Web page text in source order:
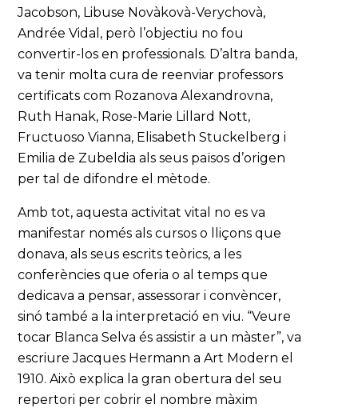
Jacobson, Libuse Novàkovà-Verychovà,
Andrée Vidal, però l’objectiu no fou
convertir-los en professionals. D’altra banda,
va tenir molta cura de reenviar professors
certificats com Rozanova Alexandrovna,
Ruth Hanak, Rose-Marie Lillard Nott,
Fructuoso Vianna, Elisabeth Stuckelberg i
Emilia de Zubeldia als seus països d’origen
per tal de difondre el mètode.
Amb tot, aquesta activitat vital no es va
manifestar només als cursos o lliçons que
donava, als seus escrits teòrics, a les
conferències que oferia o al temps que
dedicava a pensar, assessorar i convèncer,
sinó també a la interpretació en viu. “Veure
tocar Blanca Selva és assistir a un màster”, va
escriure Jacques Hermann a Art Modern el
1910. Això explica la gran obertura del seu
repertori per cobrir el nombre màxim